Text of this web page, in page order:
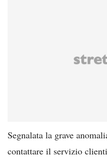
Segnalata la grave
contattare il servizio